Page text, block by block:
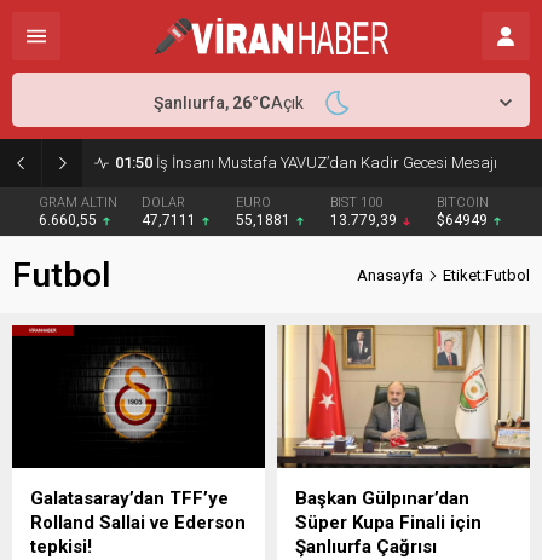
01:50 İş İnsanı Mustafa YAVUZ’dan Kadir Gecesi Mesajı
GRAM ALTIN
6.660,55
DOLAR
47,7111
EURO
55,1881
BIST 100
13.779,39
BITCOIN
$64949
Şanlıurfa, 26°CAçık
Futbol Anasayfa Etiket:Futbol
Galatasaray’dan TFF’ye
Rolland Sallai ve Ederson
tepkisi!
Başkan Gülpınar’dan
Süper Kupa Finali için
Şanlıurfa Çağrısı